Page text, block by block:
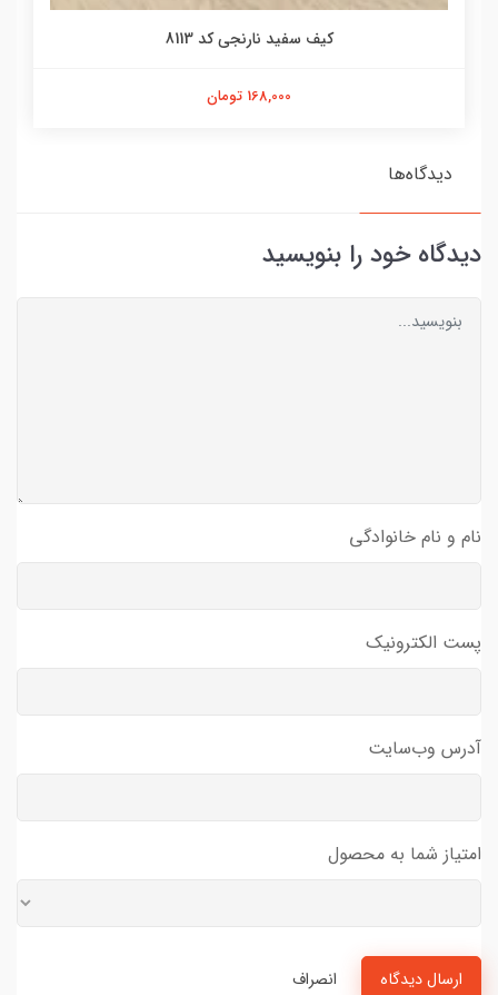
کیف سفید نارنجی کد 8113
168,000 تومان
دیدگاه‌ها
دیدگاه خود را بنویسید
نام و نام خانوادگی
پست الکترونیک
آدرس وب‌سایت
امتیاز شما به محصول
ارسال دیدگاه انصراف